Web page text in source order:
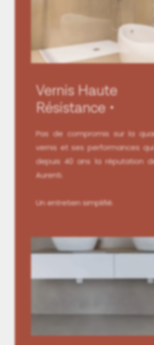
Vernis Haute
Résistance
Pas de compromis sur la
vernis et ses performances
depuis 40 ans la réputation
Aurenti.
Un entretien simplifié.